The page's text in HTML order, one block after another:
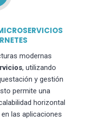
modernas
, utilizando
y gestión
permite una
horizontal
las aplicaciones